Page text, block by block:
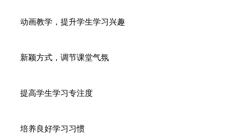
动画教学，提升学生学习兴趣
新颖方式，调节课堂气氛
提高学生学习专注度
培养良好学习习惯